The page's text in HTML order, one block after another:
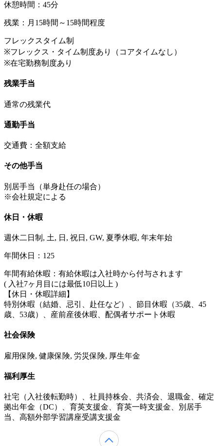
休憩時間：45分
残業：月15時間～15時間程度
フレックスタイム制
※フレックス・タイム制度あり（コアタイムなし）
※在宅勤務制度あり
残業手当
通常の残業代
通勤手当
交通費：全額支給
その他手当
別居手当（単身赴任の場合）
※会社規定による
休日・休暇
週休二日制, 土, 日, 祝日, GW, 夏季休暇, 年末年始
年間休日：125
年間有給休暇：有給休暇は入社時から付与されます
( 入社7ヶ月目には最低10日以上 )
【休日・休暇詳細】
特別休暇（結婚、忌引、赴任など）、節目休暇（35歳、45
歳、53歳）、産前産後休暇、配偶者サポート休暇
社会保険
雇用保険, 健康保険, 労災保険, 厚生年金
福利厚生
社宅（入社後転勤時）、社員持株会、共済会、退職金、確定
拠出年金（DC）、育英支援金、育英一時支援金、別居手
当、高額外部学習講座受講支援金